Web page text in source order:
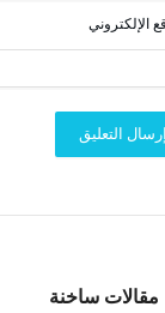
الإلكتروني
مقالات ساخنة